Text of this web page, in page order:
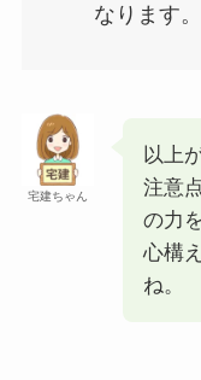
なります。
宅建ちゃん
以上
注意
の力
心構
ね。